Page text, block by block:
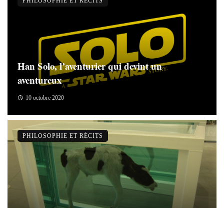
Han Solo, l’aventurier qui devint un
aventureux
10 octobre 2020
PHILOSOPHIE ET RÉCITS